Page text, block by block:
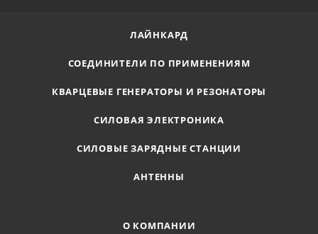
ЛАЙНКАРД
СОЕДИНИТЕЛИ ПО ПРИМЕНЕНИЯМ
КВАРЦЕВЫЕ ГЕНЕРАТОРЫ И РЕЗОНАТОРЫ
СИЛОВАЯ ЭЛЕКТРОНИКА
СИЛОВЫЕ ЗАРЯДНЫЕ СТАНЦИИ
АНТЕННЫ
О КОМПАНИИ